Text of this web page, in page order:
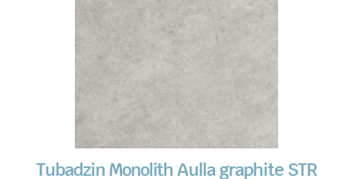
Tubadzin Monolith Aulla graphite STR